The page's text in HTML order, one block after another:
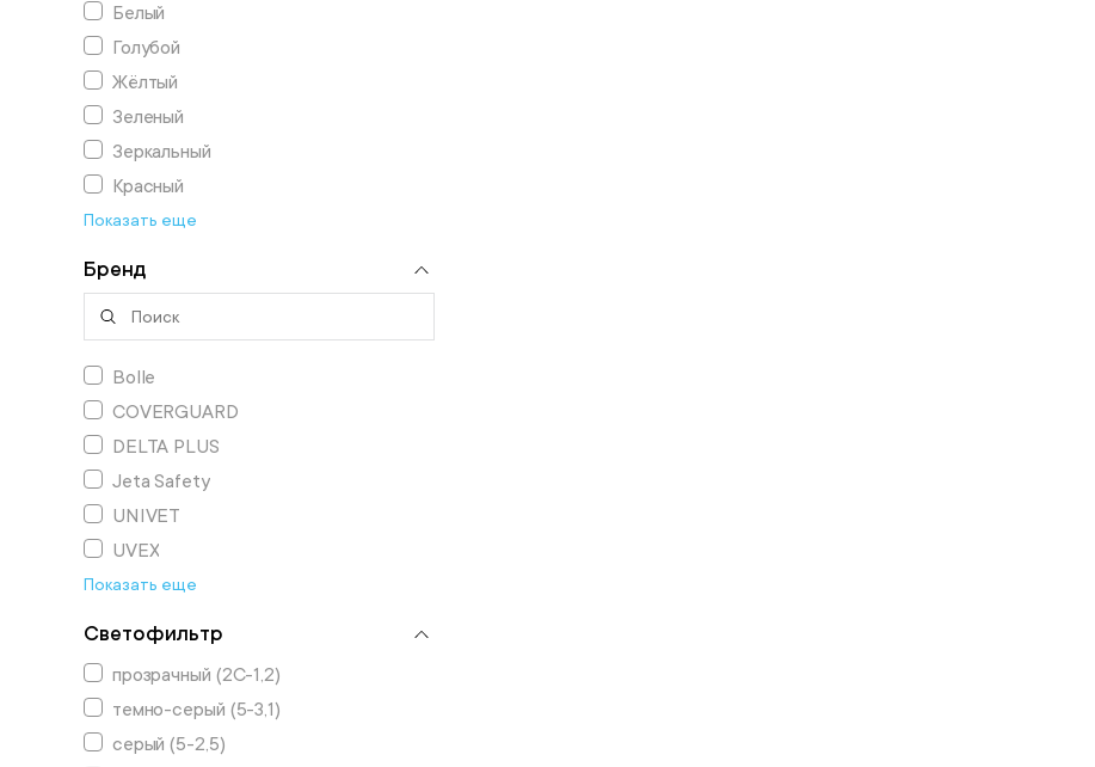
Белый
Голубой
Жёлтый
Зеленый
Зеркальный
Красный
Показать еще
Бренд
Bolle
COVERGUARD
DELTA PLUS
Jeta Safety
UNIVET
UVEX
Показать еще
Светофильтр
прозрачный (2С-1,2)
темно-серый (5-3,1)
серый (5-2,5)